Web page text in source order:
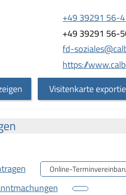
+49 39291 56-
+49 39291 56-
fd-
https://
Visitenkarte
Online-